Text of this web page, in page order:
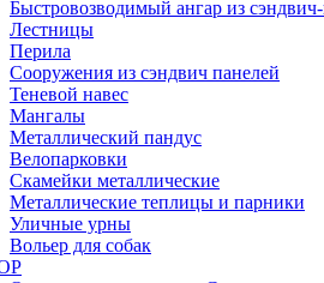
Быстровозводимый ангар из
Лестницы
Перила
Сооружения из сэндвич панелей
Теневой навес
Мангалы
Металлический пандус
Велопарковки
Скамейки металлические
Металлические теплицы и парники
Уличные урны
Вольер для собак